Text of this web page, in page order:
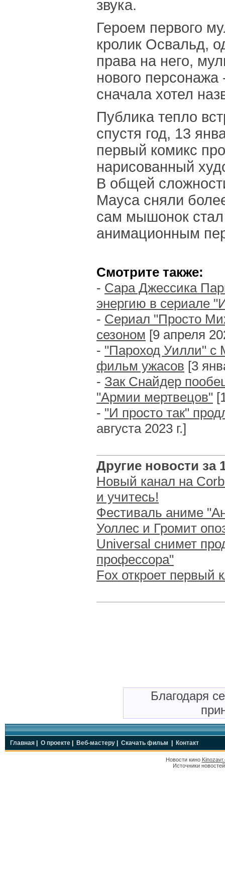
звука.
Героем первого
кролик Освальд,
права на него,
нового
сначала хотел
Публика тепло
спустя год, 13
первый комикс
нарисованный
В общей
Мауса сняли
сам мышонок
анимационным
Смотрите также:
- Сара Джессика
энергию в сериале
- Сериал "Просто
сезоном [9 апреля
- "Пароход Уилли" с
фильм ужасов [3
- Зак Снайдер
"Армии мертвецов"
- "И просто так"
августа 2023 г.]
Другие новости за
Новый канал на
и учитесь!
Фестиваль аниме
Уоллес и Громит
Universal снимет
профессора"
Fox откроет первый
Благодаря
Главная О проекте Веб-мастеру Скачать фильм Контакт
Новости кино
Источники